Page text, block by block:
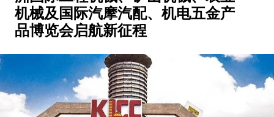
机械及国际汽摩汽配、机电五金产
品博览会启航新征程